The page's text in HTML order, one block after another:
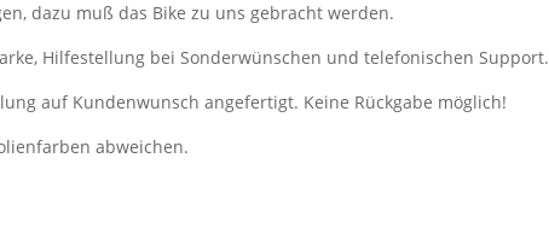
dazu muß das Bike zu uns gebracht werden.
Hilfestellung bei Sonderwünschen und telefonischen Support.
auf Kundenwunsch angefertigt. Keine Rückgabe möglich!
abweichen.